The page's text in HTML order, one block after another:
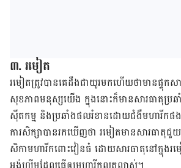
៣.រមៀត​
រមៀត​ត្រូវ​បាន​គេ​ដឹង​ជា​យូរ​មក​ហើយ​ថា​មាន​ផ្ទុ
សុខភាព​មនុស្ស​យើង ក្នុង​នោះ​​ក៏​មាន​សារធាតុ​ប្រឆ
ស៊ីត​កម្ម និង​ប្រឆាំង​ផល​រំខាន​ដោយ​ជំងឺ​មហារីកផ
ការ​សិក្សា​បាន​រក​ឃើញ​ថា​ រមៀត​មាន​សារធាតុ​ជួ
សិកា​មហារីក​ពោះវៀន​ធំ ដោយ​សារធាតុ​នៅ​ក្នុង​រ